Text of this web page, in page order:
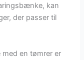
kan
der passer til
en tømrer er